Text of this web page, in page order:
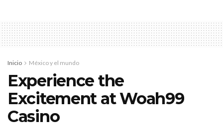
Inicio México y el mundo
Experience the
Excitement at Woah99
Casino